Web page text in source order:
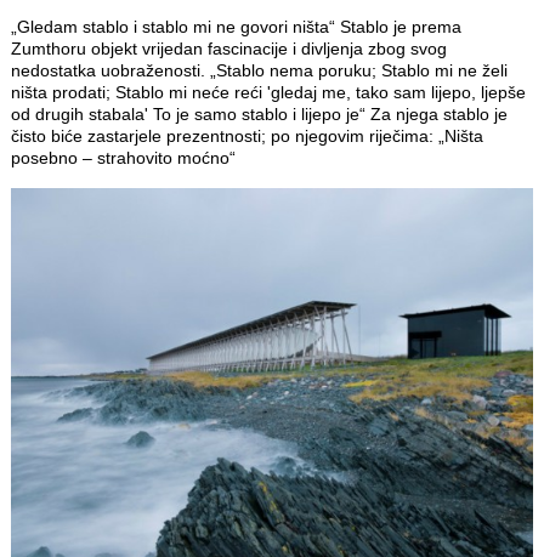
„Gledam stablo i stablo mi ne govori ništa“ Stablo je prema
Zumthoru objekt vrijedan fascinacije i divljenja zbog svog
nedostatka uobraženosti. „Stablo nema poruku; Stablo mi ne želi
ništa prodati; Stablo mi neće reći 'gledaj me, tako sam lijepo, ljepše
od drugih stabala' To je samo stablo i lijepo je“ Za njega stablo je
čisto biće zastarjele prezentnosti; po njegovim riječima: „Ništa
posebno – strahovito moćno“